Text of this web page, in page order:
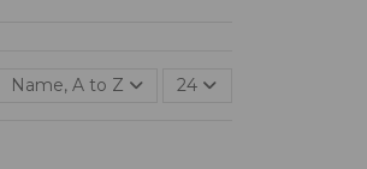
Name, A to Z 24